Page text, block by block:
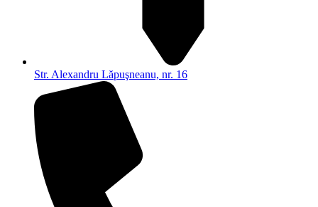
Str. Alexandru Lăpuşneanu, nr. 16